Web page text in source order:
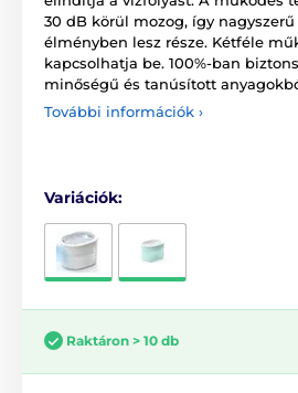
30 dB körül mozog, így
élményben lesz része. Kétféle
kapcsolhatja be. 100%-ban
minőségű és tanúsított
További információk ›
Variációk:
Raktáron > 10 db